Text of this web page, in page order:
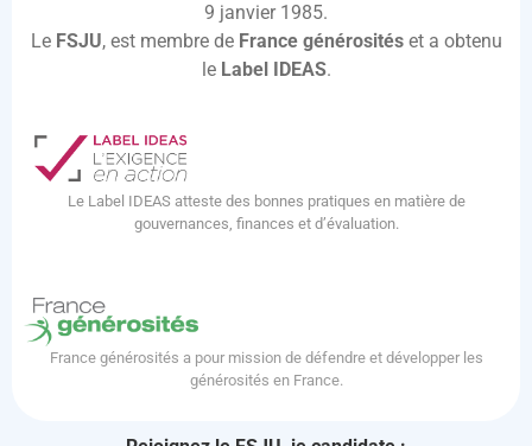
9 janvier 1985.
Le FSJU, est membre de France générositéset a obtenu
le Label IDEAS.
Le Label IDEAS atteste des bonnes pratiques en matière de
gouvernances, finances et d’évaluation.
France générosités a pour mission de défendre et développer les
générosités en France.